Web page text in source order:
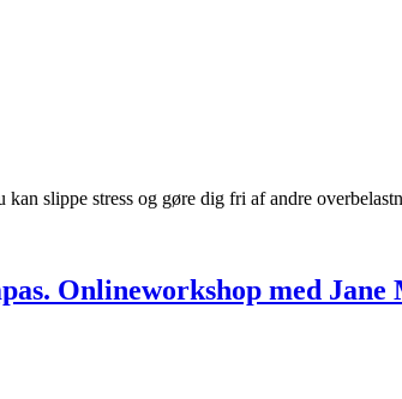
slippe stress og gøre dig fri af andre
Onlineworkshop med Jane